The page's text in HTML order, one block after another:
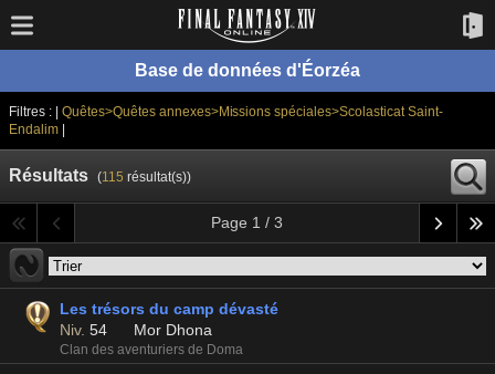
Base de données d'Éorzéa
Filtres : | Quêtes>Quêtes annexes>Missions spéciales>Scolasticat Saint-
Endalim|
Résultats (115 résultat(s))
Page 1 / 3
Les trésors du camp dévasté
Niv. 54 Mor Dhona
Clan des aventuriers de Doma